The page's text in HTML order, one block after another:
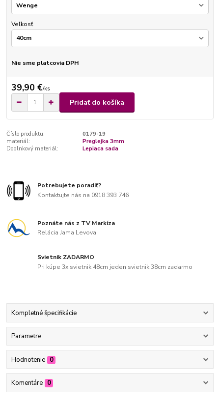
Veľkosť
Nie sme platcovia DPH
39,90 €/ks
Pridať do košíka
Číslo produktu:
0179-19
materiál:
Preglejka 3mm
Doplnkový materiál:
Lepiaca sada
Potrebujete poradiť?
Kontaktujte nás na 0918 393 746
Poznáte nás z TV Markíza
Relácia Jama Levova
Svietnik ZADARMO
Pri kúpe 3x svietnik 48cm jeden svietnik 38cm zadarmo
Kompletné špecifikácie
Parametre
Hodnotenie 0
Komentáre 0